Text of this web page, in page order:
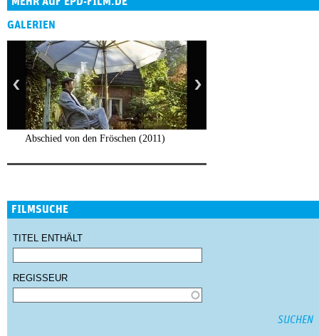
GALERIEN
Abschied von den Fröschen (2011)
FILMSUCHE
TITEL ENTHÄLT
REGISSEUR